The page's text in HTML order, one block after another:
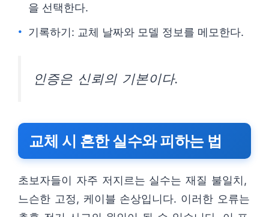
을 선택한다.
기록하기: 교체 날짜와 모델 정보를 메모한다.
인증은 신뢰의 기본이다.
교체 시 흔한 실수와 피하는 법
초보자들이 자주 저지르는 실수는 재질 불일치,
느슨한 고정, 케이블 손상입니다. 이러한 오류는